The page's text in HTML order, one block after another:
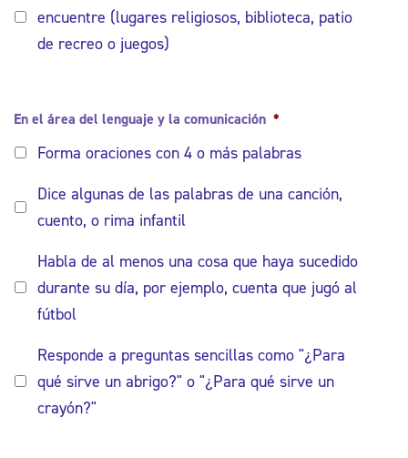
encuentre (lugares religiosos, biblioteca, patio
de recreo o juegos)
En el área del lenguaje y la comunicación *
Forma oraciones con 4 o más palabras
Dice algunas de las palabras de una canción,
cuento, o rima infantil
Habla de al menos una cosa que haya sucedido
durante su día, por ejemplo, cuenta que jugó al
fútbol
Responde a preguntas sencillas como "¿Para
qué sirve un abrigo?" o "¿Para qué sirve un
crayón?"